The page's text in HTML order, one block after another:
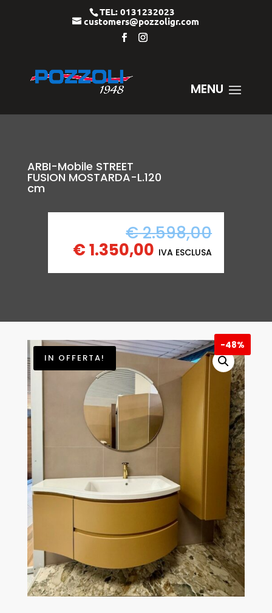
TEL: 0131232023
customers@pozzoligr.com
ARBI-Mobile STREET
FUSION MOSTARDA-L.120
cm
€2.598,00IL
PREZZO
€1.350,00 IL
€ 1.350,00.
IVA ESCLUSA
IN OFFERTA!
-48%